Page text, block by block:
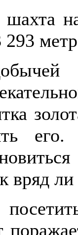
вряд